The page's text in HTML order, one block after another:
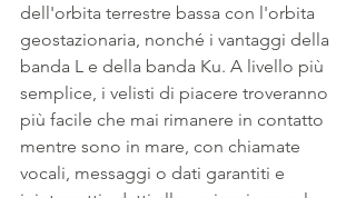
dell'orbita terrestre bassa con l'orbita
geostazionaria, nonché i vantaggi della
banda L e della banda Ku. A livello più
semplice, i velisti di piacere troveranno
più facile che mai rimanere in contatto
mentre sono in mare, con chiamate
vocali, messaggi o dati garantiti e